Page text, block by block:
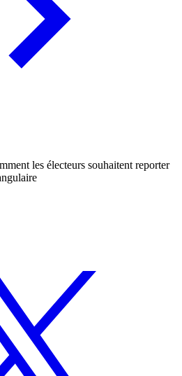
les électeurs souhaitent reporter